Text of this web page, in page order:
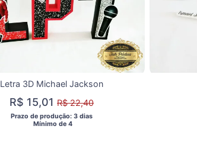
Letra 3D Michael Jackson
R$ 15,01 R$ 22,40
Prazo de produção: 3 dias
  Mínimo de 4